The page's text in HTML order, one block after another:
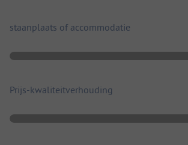
staanplaats of accommodatie
Prijs-kwaliteitverhouding